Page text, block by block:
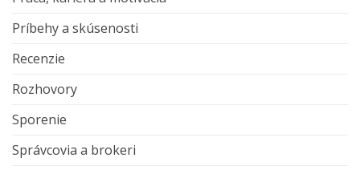
Príbehy a skúsenosti
Recenzie
Rozhovory
Sporenie
Správcovia a brokeri